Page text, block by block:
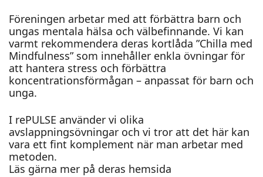
Föreningen arbetar med att förbättra barn och
ungas mentala hälsa och välbefinnande. Vi kan
varmt rekommendera deras kortlåda ”Chilla med
Mindfulness” som innehåller enkla övningar för
att hantera stress och förbättra
koncentrationsförmågan – anpassat för barn och
unga.
I rePULSE använder vi olika
avslappningsövningar och vi tror att det här kan
vara ett fint komplement när man arbetar med
metoden.
Läs gärna mer på deras hemsida